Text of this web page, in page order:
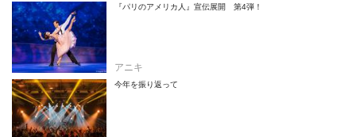
『パリのアメリカ人』宣伝展開 第4弾！
アニキ
今年を振り返って